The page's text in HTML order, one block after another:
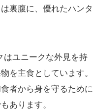
裏腹に、優れたハンタ
はユニークな外見を持
を主食としています。
者から身を守るために
あります。